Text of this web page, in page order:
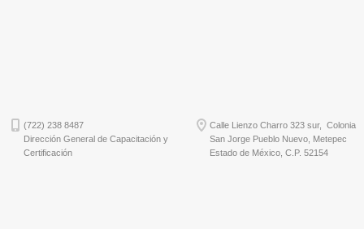
(722) 238 8487
Dirección General de Capacitación y
Certificación
Calle Lienzo Charro 323 sur, Colonia
San Jorge Pueblo Nuevo, Metepec
Estado de México, C.P. 52154